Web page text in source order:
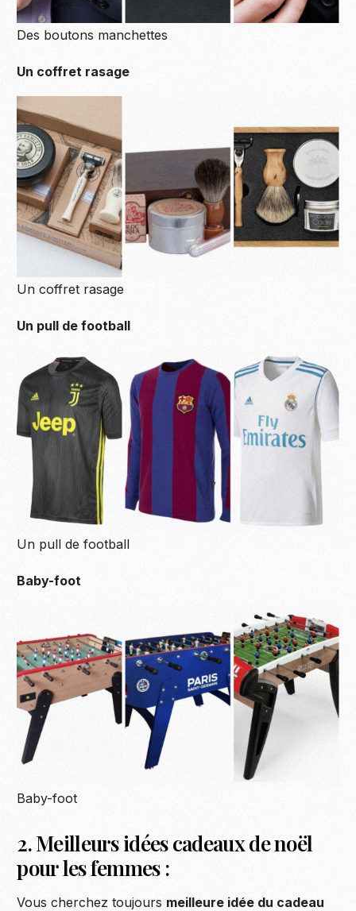
Des boutons manchettes
Un coffret rasage
Un coffret rasage
Un pull de football
Un pull de football
Baby-foot
Baby-foot
2. Meilleurs idées cadeaux de noël
pour les femmes :
Vous cherchez toujours meilleure idée du cadeau